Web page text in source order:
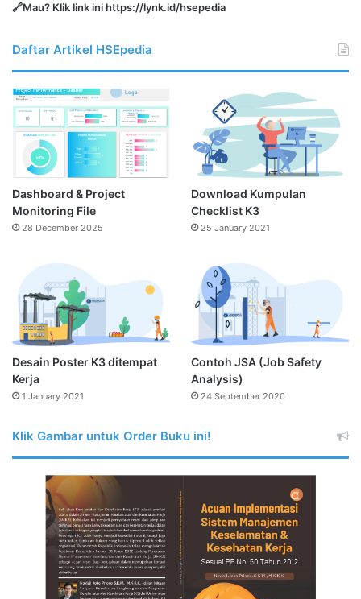
🔗Mau? Klik link inihttps://lynk.id/hsepedia
Daftar Artikel HSEpedia
Dashboard & Project
Monitoring File
28 December 2025
Download Kumpulan
Checklist K3
25 January 2021
Desain Poster K3 ditempat
Kerja
1 January 2021
Contoh JSA (Job Safety
Analysis)
24 September 2020
Klik Gambar untuk Order Buku ini!